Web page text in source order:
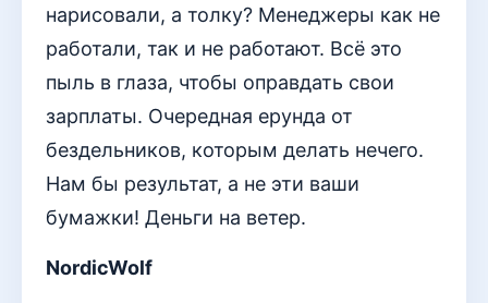
нарисовали, а толку? Менеджеры как не
работали, так и не работают. Всё это
пыль в глаза, чтобы оправдать свои
зарплаты. Очередная ерунда от
бездельников, которым делать нечего.
Нам бы результат, а не эти ваши
бумажки! Деньги на ветер.
NordicWolf